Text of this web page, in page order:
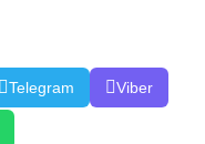
Telegram Viber